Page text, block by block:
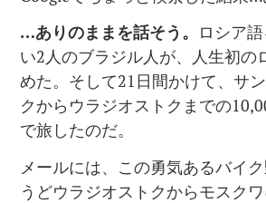
…ありのままを話そう。 ロシア
い2人のブラジル人が、人生初の
めた。そして21日間かけて、サ
クからウラジオストクまでの
で旅したのだ。
メールには、この勇気あるバイ
うどウラジオストクからモスク